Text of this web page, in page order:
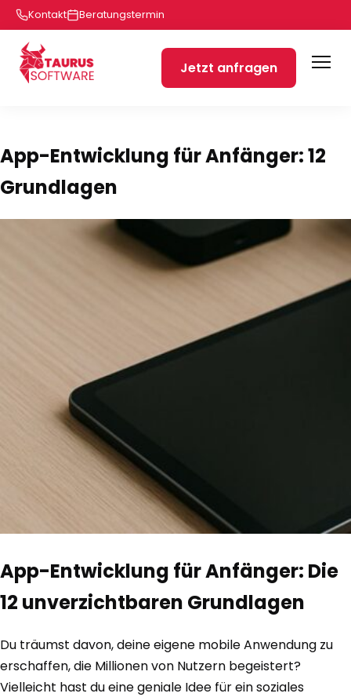
Kontakt Beratungstermin
Jetzt anfragen
App-Entwicklung für Anfänger: 12
Grundlagen
App-Entwicklung für Anfänger: Die
12 unverzichtbaren Grundlagen
Du träumst davon, deine eigene mobile Anwendung zu
erschaffen, die Millionen von Nutzern begeistert?
Vielleicht hast du eine geniale Idee für ein soziales